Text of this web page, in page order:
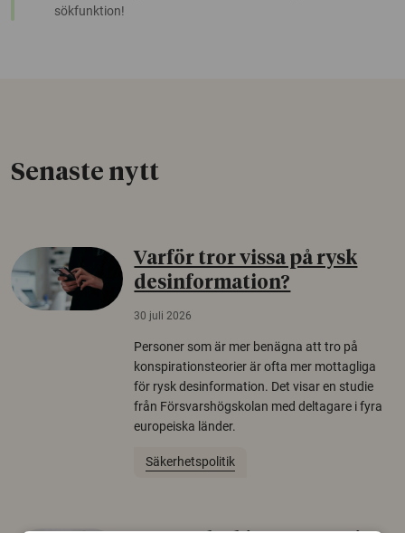
sökfunktion!
Senaste nytt
Varför tror vissa på rysk
desinformation?
30 juli 2026
Personer som är mer benägna att tro på
konspirationsteorier är ofta mer mottagliga
för rysk desinformation. Det visar en studie
från Försvarshögskolan med deltagare i fyra
europeiska länder.
Säkerhetspolitik